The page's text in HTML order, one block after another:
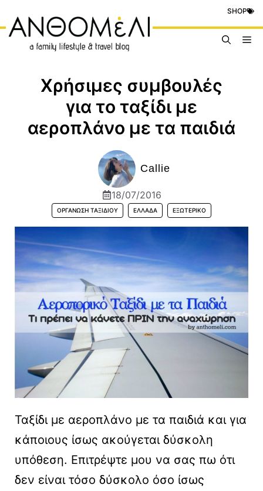
περιεχόμενο
SHOP
Χρήσιμες συμβουλές
για το ταξίδι με
αεροπλάνο με τα παιδιά
Callie
18/07/2016
ΟΡΓΆΝΩΣΗ ΤΑΞΙΔΙΟΎ ΕΛΛΆΔΑ ΕΞΩΤΕΡΙΚΌ
Ταξίδι με αεροπλάνο με τα παιδιά και για
κάποιους ίσως ακούγεται δύσκολη
υπόθεση. Επιτρέψτε μου να σας πω ότι
δεν είναι τόσο δύσκολο όσο ίσως